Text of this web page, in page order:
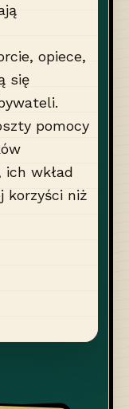
opiece,
się
pomocy
wkład
korzyści niż